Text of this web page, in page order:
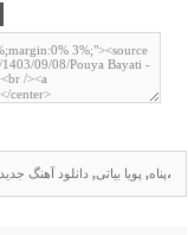
،پناه, پویا بیاتی, دانلود آهنگ جدید